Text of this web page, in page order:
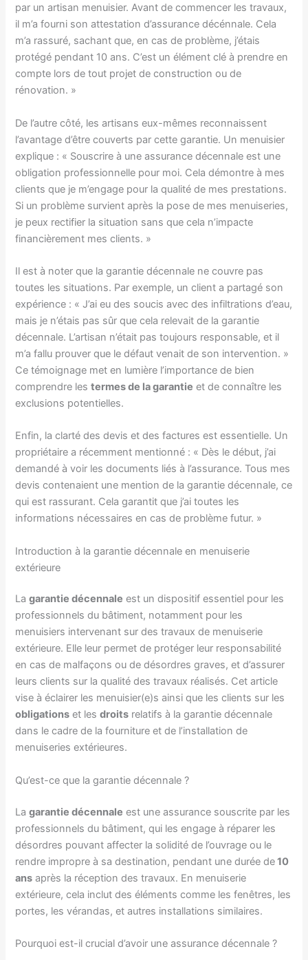
par un artisan menuisier. Avant de commencer les travaux,
il m’a fourni son attestation d’assurance décénnale. Cela
m’a rassuré, sachant que, en cas de problème, j’étais
protégé pendant 10 ans. C’est un élément clé à prendre en
compte lors de tout projet de construction ou de
rénovation. »
De l’autre côté, les artisans eux-mêmes reconnaissent
l’avantage d’être couverts par cette garantie. Un menuisier
explique : « Souscrire à une assurance décennale est une
obligation professionnelle pour moi. Cela démontre à mes
clients que je m’engage pour la qualité de mes prestations.
Si un problème survient après la pose de mes menuiseries,
je peux rectifier la situation sans que cela n’impacte
financièrement mes clients. »
Il est à noter que la garantie décennale ne couvre pas
toutes les situations. Par exemple, un client a partagé son
expérience : « J’ai eu des soucis avec des infiltrations d’eau,
mais je n’étais pas sûr que cela relevait de la garantie
décennale. L’artisan n’était pas toujours responsable, et il
m’a fallu prouver que le défaut venait de son intervention. »
Ce témoignage met en lumière l’importance de bien
comprendre lestermes de la garantie et de connaître les
exclusions potentielles.
Enfin, la clarté des devis et des factures est essentielle. Un
propriétaire a récemment mentionné : « Dès le début, j’ai
demandé à voir les documents liés à l’assurance. Tous mes
devis contenaient une mention de la garantie décennale, ce
qui est rassurant. Cela garantit que j’ai toutes les
informations nécessaires en cas de problème futur. »
Introduction à la garantie décennale en menuiserie
extérieure
Lagarantie décennale est un dispositif essentiel pour les
professionnels du bâtiment, notamment pour les
menuisiers intervenant sur des travaux de menuiserie
extérieure. Elle leur permet de protéger leur responsabilité
en cas de malfaçons ou de désordres graves, et d’assurer
leurs clients sur la qualité des travaux réalisés. Cet article
vise à éclairer les menuisier(e)s ainsi que les clients sur les
obligations et lesdroits relatifs à la garantie décennale
dans le cadre de la fourniture et de l’installation de
menuiseries extérieures.
Qu’est-ce que la garantie décennale ?
Lagarantie décennale est une assurance souscrite par les
professionnels du bâtiment, qui les engage à réparer les
désordres pouvant affecter la solidité de l’ouvrage ou le
rendre impropre à sa destination, pendant une durée de10
ans après la réception des travaux. En menuiserie
extérieure, cela inclut des éléments comme les fenêtres, les
portes, les vérandas, et autres installations similaires.
Pourquoi est-il crucial d’avoir une assurance décennale ?